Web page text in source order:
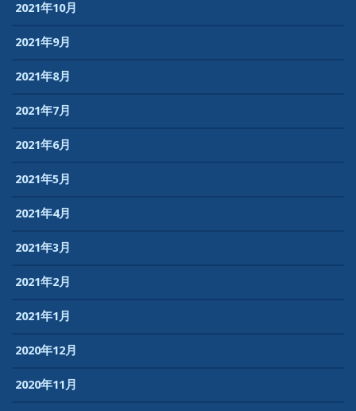
2021年10月
2021年9月
2021年8月
2021年7月
2021年6月
2021年5月
2021年4月
2021年3月
2021年2月
2021年1月
2020年12月
2020年11月